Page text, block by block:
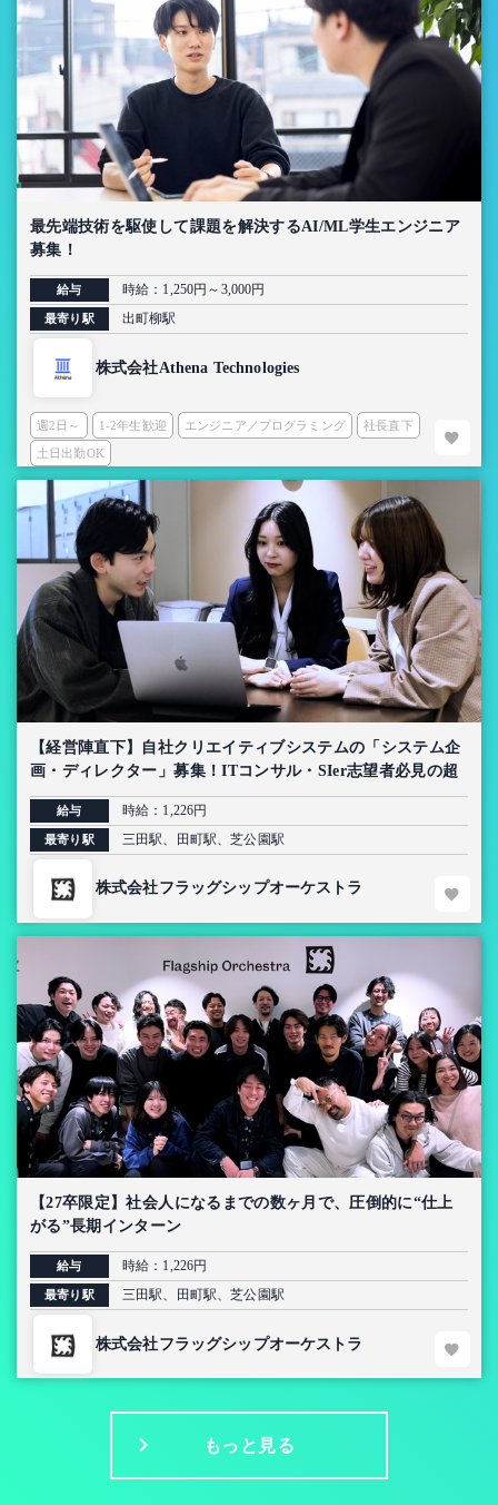
最先端技術を駆使して課題を解決するAI/ML学生エンジニア
募集！
給与 時給：1,250円～3,000円
最寄り駅 出町柳駅
株式会社Athena Technologies
週2日～ 1-2年生歓迎 エンジニア／プログラミング 社長直下
土日出勤OK
【経営陣直下】自社クリエイティブシステムの「システム企
画・ディレクター」募集！ITコンサル・SIer志望者必見の超
上流インターン【AI導入プロジェクト】
給与 時給：1,226円
最寄り駅 三田駅、田町駅、芝公園駅
株式会社フラッグシップオーケストラ
【27卒限定】社会人になるまでの数ヶ月で、圧倒的に“仕上
がる”長期インターン
給与 時給：1,226円
最寄り駅 三田駅、田町駅、芝公園駅
株式会社フラッグシップオーケストラ
もっと見る